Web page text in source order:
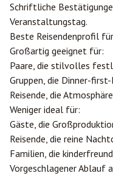
Schriftliche
Veranstaltungstag.
Beste Reisendenprofil
Großartig geeignet für:
Paare, die stilvolles
Gruppen, die Dinner-
Reisende, die
Weniger ideal für:
Gäste, die
Reisende, die reine
Familien, die
Vorgeschlagener Ablauf